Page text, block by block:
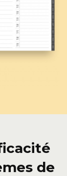
de